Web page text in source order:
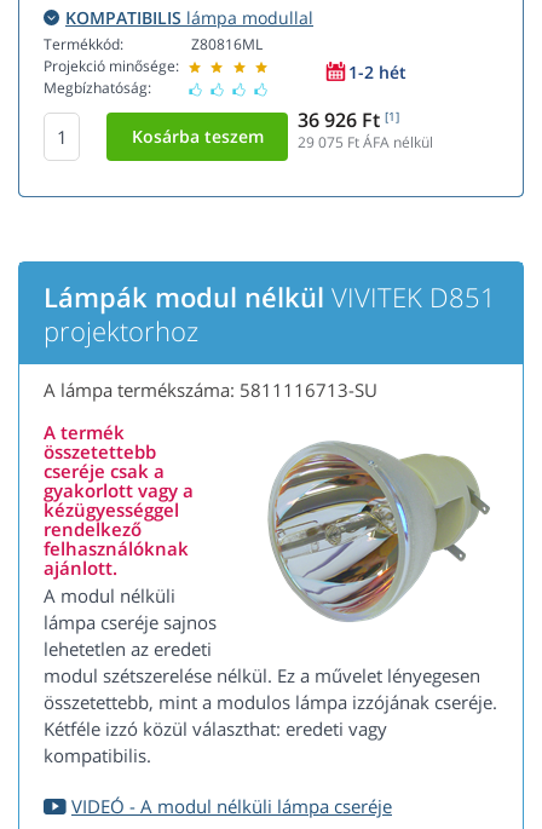
KOMPATIBILIS lámpa modullal
Termékkód:
Projekció minősége:
Megbízhatóság:
Z80816ML
1-2 hét
36 926 Ft [1]
29 075 Ft ÁFA nélkül
Lámpák modul nélkül VIVITEK D851
projektorhoz
A lámpa termékszáma: 5811116713-SU
A termék
összetettebb
cseréje csak a
gyakorlott vagy a
kézügyességgel
rendelkező
felhasználóknak
ajánlott.
A modul nélküli
lámpa cseréje sajnos
lehetetlen az eredeti
modul szétszerelése nélkül. Ez a művelet lényegesen
összetettebb, mint a modulos lámpa izzójának cseréje.
Kétféle izzó közül választhat: eredeti vagy
kompatibilis.
VIDEÓ - A modul nélküli lámpa cseréje